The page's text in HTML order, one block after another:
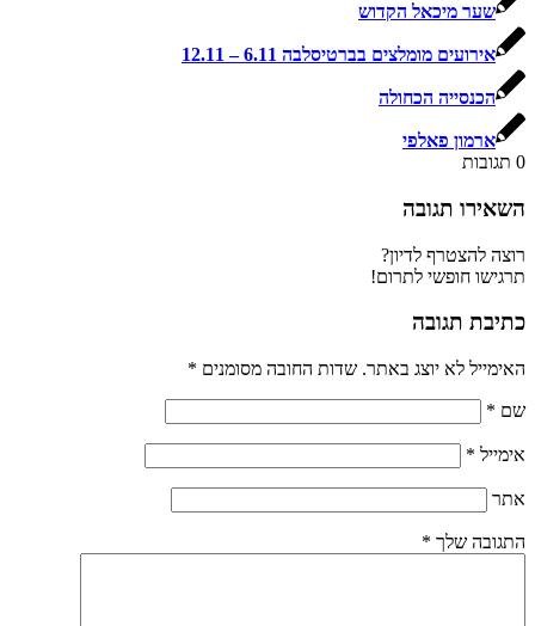
שער מיכאל הקדוש
אירועים מומלצים בברטיסלבה 6.11 – 12.11
הכנסייה הכחולה
ארמון פאלפי
0 תגובות
השאירו תגובה
רוצה להצטרף לדיון?
תרגישו חופשי לתרום!
כתיבת תגובה
האימייל לא יוצג באתר. שדות החובה מסומנים *
שם *
אימייל *
אתר
התגובה שלך *